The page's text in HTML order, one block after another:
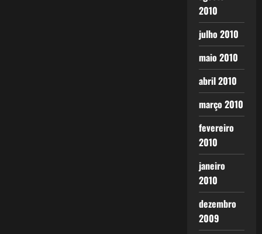
2010
julho 2010
maio 2010
abril 2010
março 2010
fevereiro
2010
janeiro
2010
dezembro
2009